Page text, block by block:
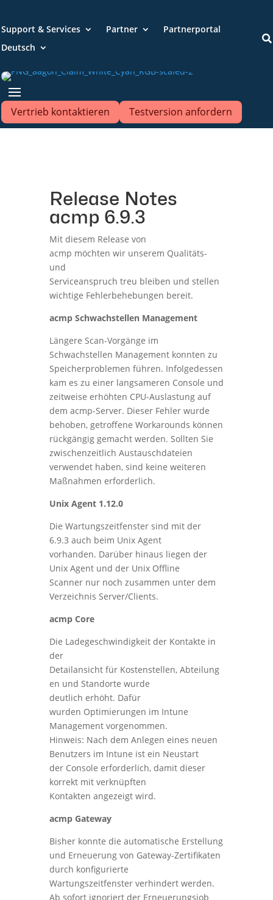
Support & Services Partner
Partnerportal
Deutsch

Vertrieb kontaktieren Testversion anfordern
Release Notes
acmp 6.9.3
Mit diesem Release von
acmp möchten wir unserem Qualitäts-
und
Serviceanspruch treu bleiben und stellen
wichtige Fehlerbehebungen bereit.
acmp Schwachstellen Management
Längere Scan-Vorgänge im
Schwachstellen Management konnten zu
Speicherproblemen führen. Infolgedessen
kam es zu einer langsameren Console und
zeitweise erhöhten CPU-Auslastung auf
dem acmp-Server. Dieser Fehler wurde
behoben, getroffene Workarounds können
rückgängig gemacht werden. Sollten Sie
zwischenzeitlich Austauschdateien
verwendet haben, sind keine weiteren
Maßnahmen erforderlich.
Unix Agent 1.12.0
Die Wartungszeitfenster sind mit der
6.9.3 auch beim Unix Agent
vorhanden. Darüber hinaus liegen der
Unix Agent und der Unix Offline
Scanner nur noch zusammen unter dem
Verzeichnis Server/Clients.
acmp Core
Die Ladegeschwindigkeit der Kontakte in
der
Detailansicht für Kostenstellen, Abteilung
en und Standorte wurde
deutlich erhöht. Dafür
wurden Optimierungen im Intune
Management vorgenommen.
Hinweis: Nach dem Anlegen eines neuen
Benutzers im Intune ist ein Neustart
der Console erforderlich, damit dieser
korrekt mit verknüpften
Kontakten angezeigt wird.
acmp Gateway
Bisher konnte die automatische Erstellung
und Erneuerung von Gateway-Zertifikaten
durch konfigurierte
Wartungszeitfenster verhindert werden.
Ab sofort ignoriert der Erneuerungsjob